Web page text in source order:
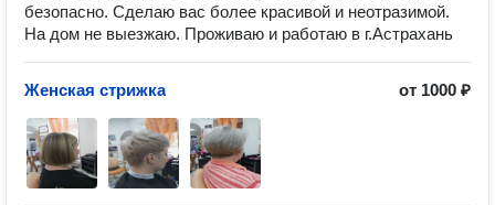
безопасно. Сделаю вас более красивой и неотразимой.
На дом не выезжаю. Проживаю и работаю в г.Астрахань
Женская стрижка от 1000 ₽